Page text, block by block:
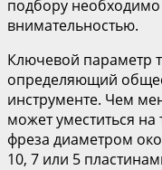
подбору
внимательностью.
Ключевой параметр
определяющий
инструменте. Чем
может уместиться на
фреза диаметром
10, 7 или 5